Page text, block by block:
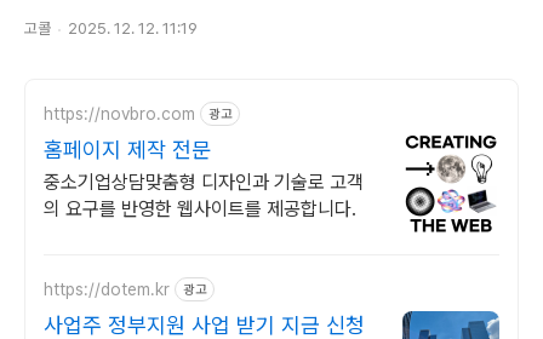
고콜 2025. 12. 12. 11:19
https://novbro.com 광고
홈페이지 제작 전문
중소기업상담맞춤형 디자인과 기술로 고객
의 요구를 반영한 웹사이트를 제공합니다.
https://dotem.kr 광고
사업주 정부지원 사업 받기 지금 신청